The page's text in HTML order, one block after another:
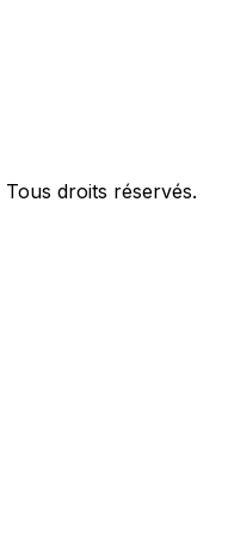
Tous droits réservés.